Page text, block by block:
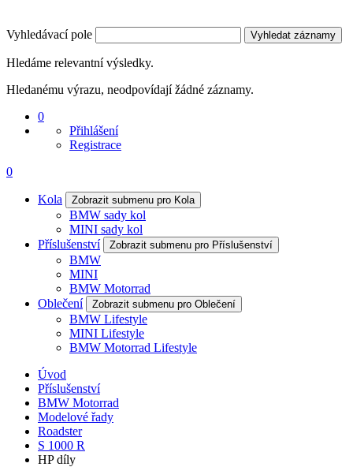
Vyhledávací pole Vyhledat záznamy
Hledáme relevantní výsledky.
Hledanému výrazu, neodpovídají žádné záznamy.
0
Přihlášení
Registrace
0
Kola Zobrazit submenu pro Kola
BMW sady kol
MINI sady kol
Příslušenství
Zobrazit submenu pro Příslušenství
BMW
MINI
BMW Motorrad
Oblečení
Zobrazit submenu pro Oblečení
BMW Lifestyle
MINI Lifestyle
BMW Motorrad Lifestyle
Úvod
Příslušenství
BMW Motorrad
Modelové řady
Roadster
S 1000 R
HP díly